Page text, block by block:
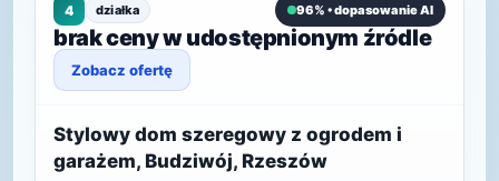
4 działka 96% • dopasowanie AI
brak ceny w udostępnionym źródle
Zobacz ofertę
Stylowy dom szeregowy z ogrodem i
garażem, Budziwój, Rzeszów